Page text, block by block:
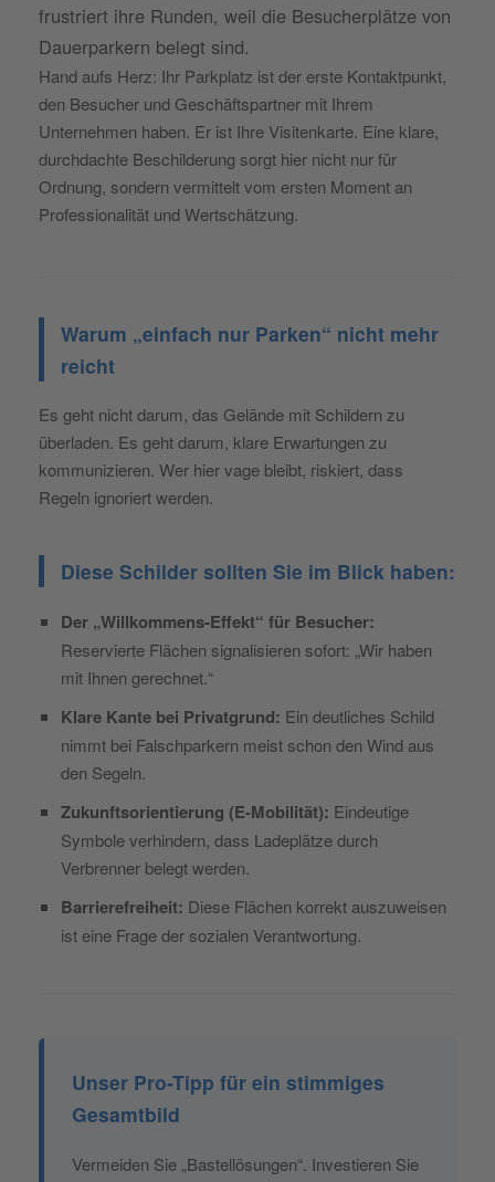
frustriert ihre Runden, weil die Besucherplätze von
Dauerparkern belegt sind.
Hand aufs Herz: Ihr Parkplatz ist der erste Kontaktpunkt,
den Besucher und Geschäftspartner mit Ihrem
Unternehmen haben. Er ist Ihre Visitenkarte. Eine klare,
durchdachte Beschilderung sorgt hier nicht nur für
Ordnung, sondern vermittelt vom ersten Moment an
Professionalität und Wertschätzung.
Warum „einfach nur Parken“ nicht mehr
reicht
Es geht nicht darum, das Gelände mit Schildern zu
überladen. Es geht darum, klare Erwartungen zu
kommunizieren. Wer hier vage bleibt, riskiert, dass
Regeln ignoriert werden.
Diese Schilder sollten Sie im Blick haben:
Der „Willkommens-Effekt“ für Besucher:
Reservierte Flächen signalisieren sofort: „Wir haben
mit Ihnen gerechnet.“
Klare Kante bei Privatgrund: Ein deutliches Schild
nimmt bei Falschparkern meist schon den Wind aus
den Segeln.
Zukunftsorientierung (E-Mobilität): Eindeutige
Symbole verhindern, dass Ladeplätze durch
Verbrenner belegt werden.
Barrierefreiheit: Diese Flächen korrekt auszuweisen
ist eine Frage der sozialen Verantwortung.
Unser Pro-Tipp für ein stimmiges
Gesamtbild
Vermeiden Sie „Bastellösungen“. Investieren Sie